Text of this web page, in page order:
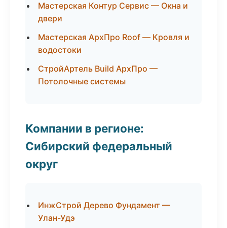
Мастерская Контур Сервис — Окна и
двери
Мастерская АрхПро Roof — Кровля и
водостоки
СтройАртель Build АрхПро —
Потолочные системы
Компании в регионе:
Сибирский федеральный
округ
ИнжСтрой Дерево Фундамент —
Улан-Удэ